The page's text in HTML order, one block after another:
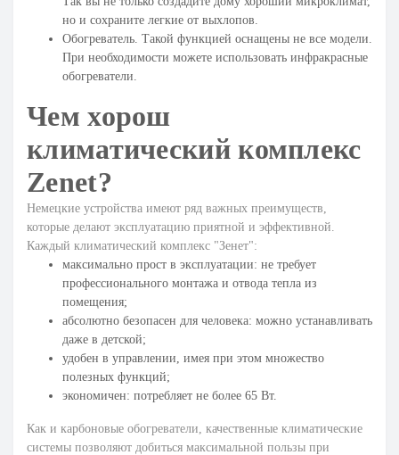
но и сохраните легкие от выхлопов.
Обогреватель. Такой функцией оснащены не все модели.
При необходимости можете использовать инфракрасные
обогреватели.
Чем хорош
климатический комплекс
Zenet?
Немецкие устройства имеют ряд важных преимуществ,
которые делают эксплуатацию приятной и эффективной.
Каждый климатический комплекс "Зенет":
максимально прост в эксплуатации: не требует
профессионального монтажа и отвода тепла из
помещения;
абсолютно безопасен для человека: можно устанавливать
даже в детской;
удобен в управлении, имея при этом множество
полезных функций;
экономичен: потребляет не более 65 Вт.
Как и карбоновые обогреватели, качественные климатические
системы позволяют добиться максимальной пользы при